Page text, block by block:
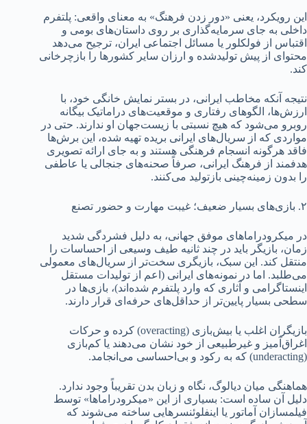
این رویکرد، یعنی «دور زدن فرهنگ» به معنای واقعی: پلتفرم
داخلی به جای سرمایه‌گذاری بر روی داستان‌های بومی و
اقتباس از فولکلور یا مسائل اجتماعی ایران، ترجیح می‌دهد
محتوای از پیش تولیدشده و ارزان سایر کشورها را بازچرخانی
کند.
نتیجه آنکه مخاطب ایرانی، در بستر نمایش خانگی خود، با
ارزش‌ها، الگوهای رفتاری و موقعیت‌های دراماتیک بیگانه
روبرو می‌شود که هیچ نسبتی با زیست‌جهان او ندارند. حتی در
مواردی که از سریال‌های ایرانی بریده تهیه شده، این برش‌ها
فاقد هرگونه انسجام فرهنگی هستند و به جای ارائه تصویری
هدفمند از فرهنگ ایرانی، صرفاً صحنه‌های جنجالی یا عاطفی
را بدون زمینه‌چینی بازتولید می‌کنند.
۲. بازی‌های بسیار ضعیف؛ غیبت مهارت و حضور تصنع
در میکرودراماهای موفق جهانی، به دلیل فشردگی شدید
زمان، بازیگر باید در چند ثانیه طیف وسیعی از احساسات را
منتقل کند. این سبک، بازیگری سخت‌تر از سریال‌های معمولی
می‌طلبد. اما در نمونه‌های ایرانی (اعم از تولیدات مستقل
اینستاگرامی و آثاری که وارد پلتفرم شده‌اند)، بازی‌ها در
سطحی بسیار پایین‌تر از حداقل‌های حرفه‌ای قرار دارند.
بازیگران اغلب یا بیش‌بازی (overacting) کرده و حرکات
اغراق‌آمیز و غیرطبیعی از خود نشان می‌دهند یا کم‌بازی
(underacting) که به رکود و بی‌احساسی می‌انجامد.
هماهنگی میان دیالوگ، نگاه و زبان بدن تقریباً وجود ندارد.
دلیل آن ساده است: بسیاری از این «میکرودراماها» توسط
فیلمسازان آماتور یا اینفلوئنسرهایی ساخته می‌شوند که